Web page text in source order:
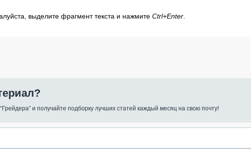
выделите фрагмент текста и нажмите Ctrl+Enter
и получайте подборку лучших статей каждый месяц на свою почту!